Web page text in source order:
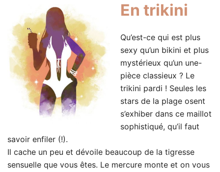
En trikini
Qu’est-ce qui est plus
sexy qu’un bikini et plus
mystérieux qu’un une-
pièce classieux ? Le
trikini pardi ! Seules les
stars de la plage osent
s’exhiber dans ce maillot
sophistiqué, qu’il faut
savoir enfiler (!).
Il cache un peu et dévoile beaucoup de la tigresse
sensuelle que vous êtes. Le mercure monte et on vous